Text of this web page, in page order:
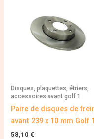
Disques, plaquettes, étriers,
accessoires avant golf 1
Paire de disques de
avant 239 x 10 mm Golf 1
58,10 €